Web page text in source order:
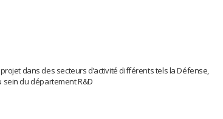
dans des secteurs d’activité différents tels la Défense,
sein du département R&D